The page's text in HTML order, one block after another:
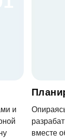
и
вместе